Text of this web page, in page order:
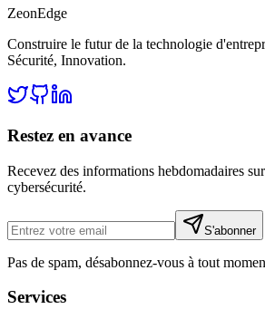
ZeonEdge
Construire le futur de la technologie
Sécurité, Innovation.
Restez en avance
Recevez des informations hebdomadaires
cybersécurité.
S'abonner
Pas de spam, désabonnez-vous à tout
Services